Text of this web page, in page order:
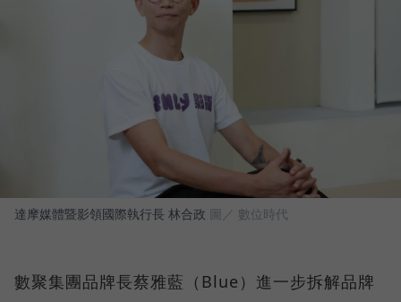
達摩媒體暨影領國際執行長 林合政 圖／ 數位時代
數聚集團品牌長蔡雅藍（Blue）進一步拆解品牌